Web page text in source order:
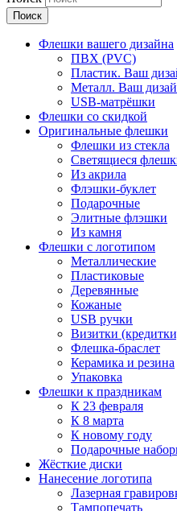
Флешки вашего дизайна
ПВХ (PVC)
Пластик. Ваш
Металл. Ваш
USB-матрёшки
Флешки со скидкой
Оригинальные флешки
Флешки из стекла
Светящиеся
Из акрила
Флэшки-буклет
Подарочные
Элитные флэшки
Из камня
Флешки с логотипом
Металлические
Пластиковые
Деревянные
Кожаные
USB ручки
Визитки
Флешка-браслет
Керамика и резина
Упаковка
Флешки к праздникам
К 23 февраля
К 8 марта
К новому году
Подарочные
Жёсткие диски
Нанесение логотипа
Лазерная
Тампопечать